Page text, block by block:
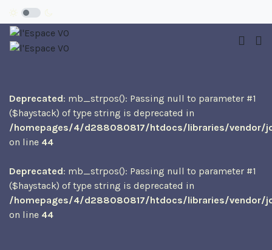
Deprecated: mb_strpos(): Passing null to parameter #1
($haystack) of type string is deprecated in
/homepages/4/d288080817/htdocs/libraries/
on line 44
Deprecated: mb_strpos(): Passing null to parameter #1
($haystack) of type string is deprecated in
/homepages/4/d288080817/htdocs/libraries/
on line 44